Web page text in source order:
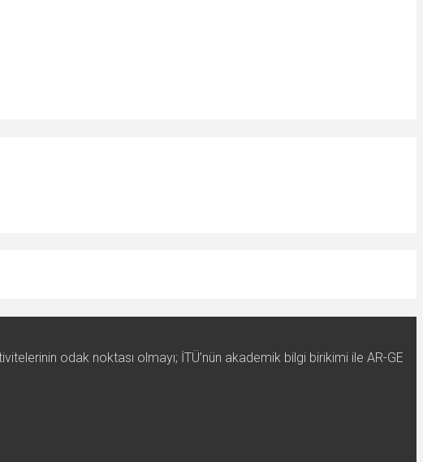
odak noktası olmayı; İTÜ’nün akademik bilgi birikimi ile AR-GE